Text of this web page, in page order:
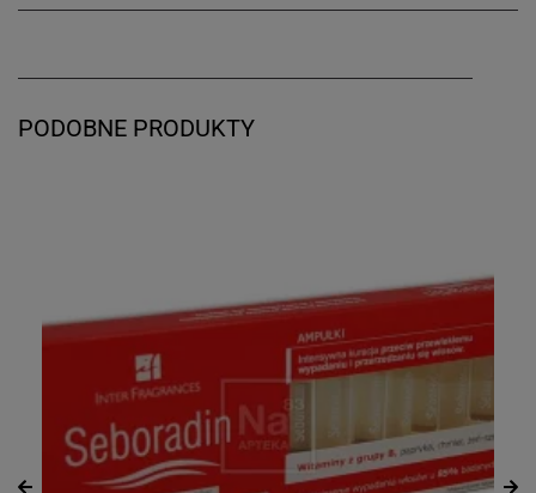
PODOBNE PRODUKTY